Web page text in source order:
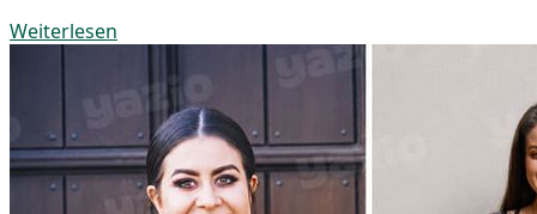
Weiterlesen